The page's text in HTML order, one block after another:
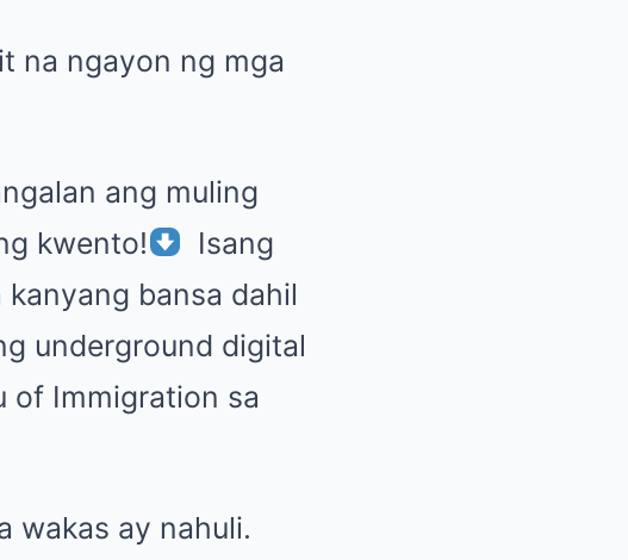
na ngayon ng mga
ang muling
kwento!
Isang
bansa dahil
underground digital
of Immigration sa
wakas ay nahuli.